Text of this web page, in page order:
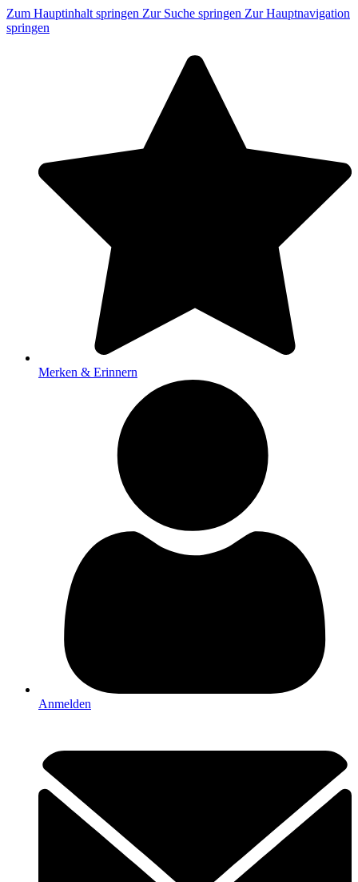
Zum Hauptinhalt springen Zur Suche springen Zur Hauptnavigation
springen
Merken & Erinnern
Anmelden